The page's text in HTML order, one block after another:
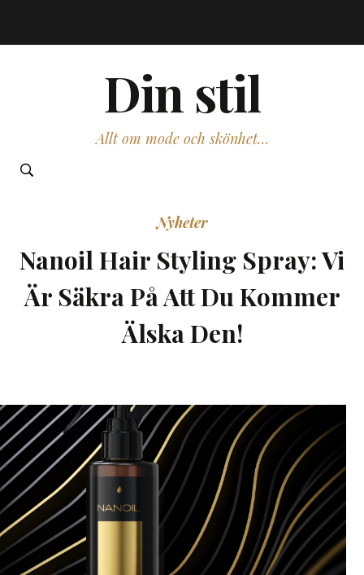
Din stil
Allt om mode och skönhet…
Nyheter
Nanoil Hair Styling Spray: Vi
Är Säkra På Att Du Kommer
Älska Den!